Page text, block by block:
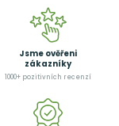
Jsme ověřeni
zákazníky
1000+ pozitivních recenzí